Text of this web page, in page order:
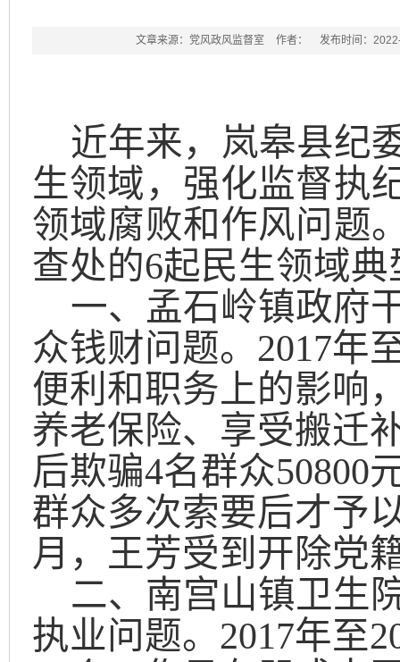
文章来源：党风政风监督室 作者： 发布时间：
近年来，岚皋县纪
生领域，强化监督执
领域腐败和作风问题
查处的6起民生领域
一、孟石岭镇政府
众钱财问题。 2017年
便利和职务上的影响
养老保险、享受搬迁
后欺骗4名群众50800
群众多次索要后才予
月，王芳受到开除党
二、南宫山镇卫生
执业问题。 2017年至